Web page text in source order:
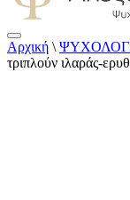
Αλεξάνδρα
Αρχική \
τριπλούν ιλαράς-